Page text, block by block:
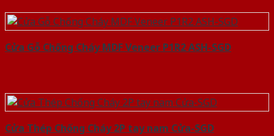
Cửa Gỗ Chống Cháy MDF Veneer P1R2 ASH-SGD
Cửa Thép Chống Cháy 2P tay nam Cửa-SGD